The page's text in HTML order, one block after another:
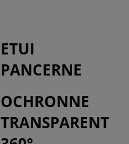
ETUI
PANCERNE
OCHRONNE
TRANSPARENT